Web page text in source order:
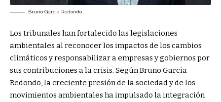
Bruno Garcia Redondo
Los tribunales han fortalecido las legislaciones
ambientales al reconocer los impactos de los cambios
climáticos y responsabilizar a empresas y gobiernos por
sus contribuciones a la crisis. Según Bruno Garcia
Redondo, la creciente presión de la sociedad y de los
movimientos ambientales ha impulsado la integración